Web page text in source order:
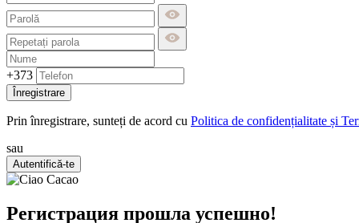
+373
Înregistrare
Prin înregistrare, sunteți de acord cu Politica de confidențialitate și
sau
Autentifică-te
Регистрация прошла успешно!